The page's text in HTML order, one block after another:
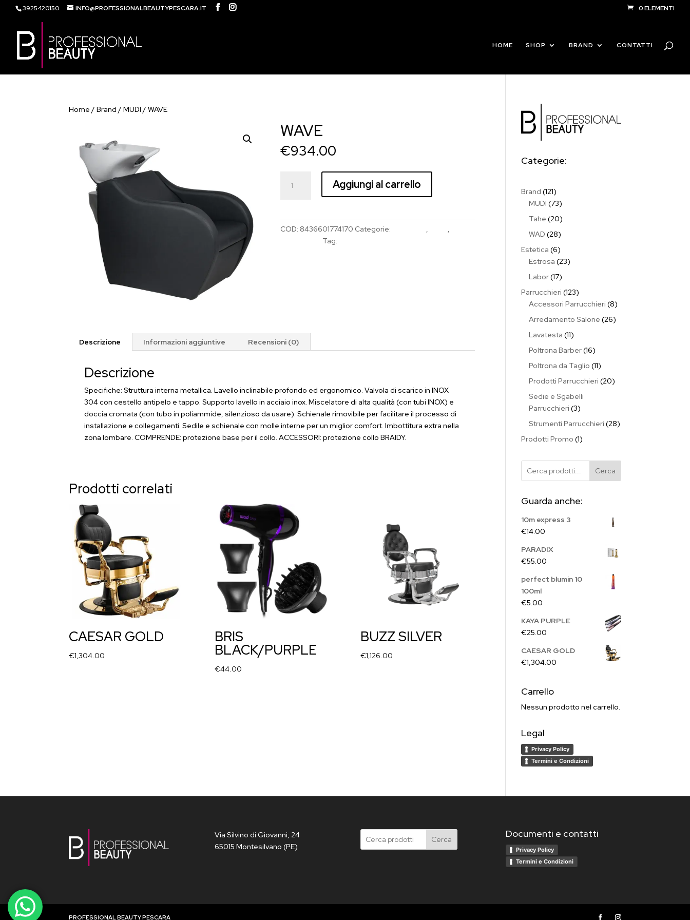
3925420150 INFO@PROFESSIONALBEAUTYPESCARA.IT 0 ELEMENTI
HOME SHOP BRAND CONTATTI
Home /Brand /MUDI / WAVE
WAVE
€934.00
quantità
Aggiungi al carrello
COD: 8436601774170 Categorie: ,
,
Tag:
Descrizione Informazioni aggiuntive Recensioni (0)
Descrizione
Specifiche: Struttura interna metallica. Lavello inclinabile profondo ed ergonomico. Valvola di scarico in INOX
304 con cestello antipelo e tappo. Supporto lavello in acciaio inox. Miscelatore di alta qualità (con tubi INOX) e
doccia cromata (con tubo in poliammide, silenzioso da usare). Schienale rimovibile per facilitare il processo di
installazione e collegamenti. Sedile e schienale con molle interne per un miglior comfort. Imbottitura extra nella
zona lombare. COMPRENDE: protezione base per il collo. ACCESSORI: protezione collo BRAIDY.
Prodotti correlati
CAESAR GOLD
€1,304.00
BRIS
BLACK/PURPLE
€44.00
BUZZ SILVER
€1,126.00
Categorie:
Brand 121121
prodotti
MUDI 7373
prodotti
Tahe 2020
prodotti
WAD 2828
prodotti
Estetica 66
prodotti
Estrosa 2323
Labor 1717
prodotti
Parrucchieri 123123
prodotti
Accessori Parrucchieri 88
prodotti
Arredamento Salone 2626
Lavatesta 1111
prodotti
Poltrona Barber 1616
prodotti
Poltrona da Taglio 1111
prodotti
Prodotti Parrucchieri 2020
Sedie e Sgabelli
Parrucchieri 33
prodotti
Strumenti Parrucchieri 2828
Prodotti Promo 11
Cerca
Guarda anche:
10m express 3
€14.00
PARADIX
€55.00
perfect blumin 10
100ml
€5.00
KAYA PURPLE
€25.00
CAESAR GOLD
€1,304.00
Carrello
Nessun prodotto nel carrello.
Legal
Privacy Policy
Termini e Condizioni
Via Silvino di Giovanni, 24
65015 Montesilvano (PE)
Cerca Documenti e contatti
Privacy Policy
Termini e Condizioni
PROFESSIONAL BEAUTY PESCARA